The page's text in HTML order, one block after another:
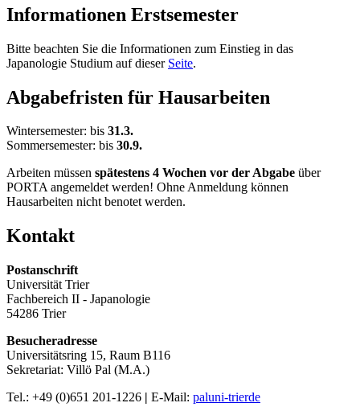
Informationen Erstsemester
Bitte beachten Sie die Informationen zum Einstieg in das
Japanologie Studium auf dieser Seite.
Abgabefristen für Hausarbeiten
Wintersemester: bis 31.3.
Sommersemester: bis 30.9.
Arbeiten müssen spätestens 4 Wochen vor der Abgabe über
PORTA angemeldet werden! Ohne Anmeldung können
Hausarbeiten nicht benotet werden.
Kontakt
Postanschrift
Universität Trier
Fachbereich II - Japanologie
54286 Trier
Besucheradresse
Universitätsring 15, Raum B116
Sekretariat: Villö Pal (M.A.)
Tel.: +49 (0)651 201-1226 | E-Mail: paluni-trierde